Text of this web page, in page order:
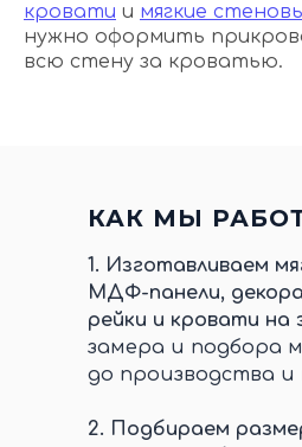
кровати и мягкие
нужно оформить
всю стену за кроватью.
КАК МЫ
1. Изготавливаем
МДФ-панели,
рейки и кровати на
замера и подбора
до производства
2. Подбираем